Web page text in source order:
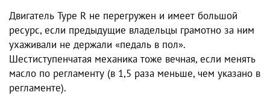
Двигатель Type R не перегружен и имеет большой
ресурс, если предыдущие владельцы грамотно за ним
ухаживали не держали «педаль в пол».
Шестиступенчатая механика тоже вечная, если менять
масло по регламенту (в 1,5 раза меньше, чем указано в
регламенте).